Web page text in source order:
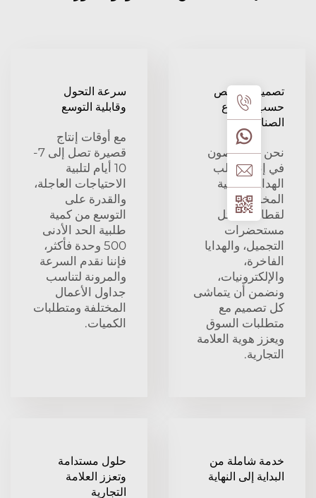
مخصص
القطاع
متخصصون
علب
الورقية
مثل
والهدايا
أن يتماشى
مع
السوق
هوية العلامة
سرعة التحول
وقابلية التوسع
مع أوقات إنتاج
قصيرة تصل إلى 7-
10 أيام لتلبية
الاحتياجات العاجلة،
والقدرة على
التوسع من كمية
طلبية الحد الأدنى
500 وحدة فأكثر،
فإننا نقدم السرعة
والمرونة لتناسب
جداول الأعمال
المختلفة ومتطلبات
شاملة من
إلى النهاية
حلول مستدامة
وتعزز العلامة